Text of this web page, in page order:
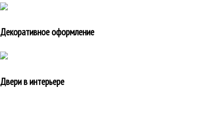
Декоративное оформление
Двери в интерьере